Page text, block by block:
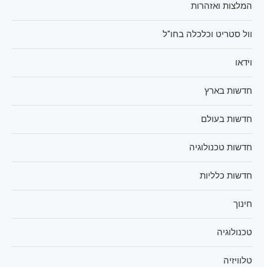
המלצות ואזהרות
וול סטריט וכלכלה בחו"ל
וידאו
חדשות בארץ
חדשות בעולם
חדשות טכנולוגיה
חדשות כלליות
חינוך
טכנולוגיה
טלוויזיה